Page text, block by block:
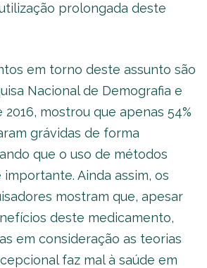
prolongada deste
em torno deste assunto são
Nacional de Demografia e
2016, mostrou que apenas 54%
grávidas de forma
que o uso de métodos
Ainda assim, os
mostram que, apesar
deste medicamento,
em consideração as teorias
faz mal à saúde em